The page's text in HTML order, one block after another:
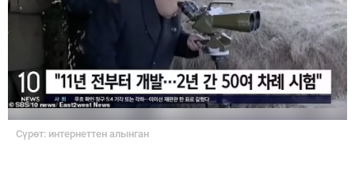
Сүрөт: интернеттен алынган